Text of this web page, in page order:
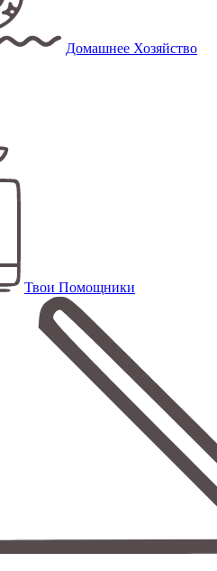
Домашнее Хозяйство
Твои Помощники